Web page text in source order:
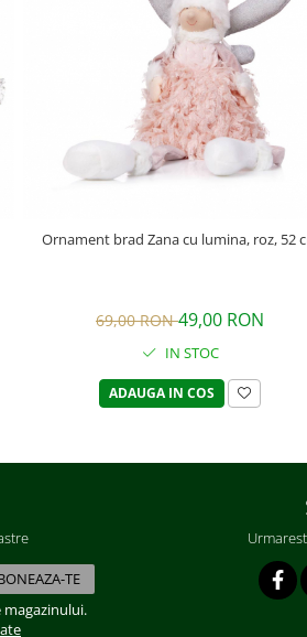
Ornament brad Zana cu lumina, roz, 52
69,00 RON49,00 RON
IN STOC
ADAUGA IN COS